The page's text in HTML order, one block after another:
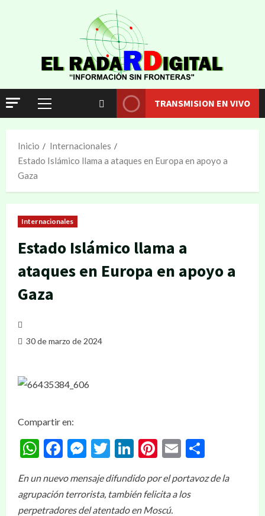
TRANSMISION EN VIVO
Inicio
Internacionales
Estado Islámico llama a ataques en Europa en apoyo a
Gaza
Internacionales
Estado Islámico llama a
ataques en Europa en apoyo a
Gaza
30 de marzo de 2024
Compartir en:
WhatsApp
Facebook
Messenger
Twitter
LinkedIn
Pinterest
Email
En un nuevo mensaje difundido por el portavoz de la
agrupación terrorista, también felicita a los
perpetradores del atentado en Moscú.